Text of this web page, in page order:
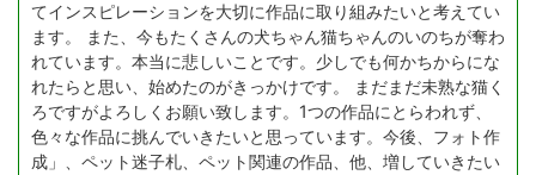
てインスピレーションを大切に作品に取り組みたいと考えてい
ます。 また、今もたくさんの犬ちゃん猫ちゃんのいのちが奪わ
れています。本当に悲しいことです。少しでも何かちからにな
れたらと思い、始めたのがきっかけです。 まだまだ未熟な猫く
ろですがよろしくお願い致します。1つの作品にとらわれず、
色々な作品に挑んでいきたいと思っています。今後、フォト作
成」、ペット迷子札、ペット関連の作品、他、増していきたい